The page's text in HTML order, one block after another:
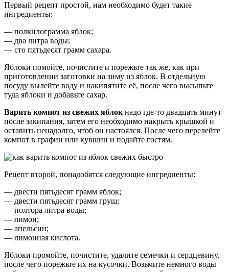
Первый рецепт простой, нам необходимо будет такие
ингредиенты:
— полкилограмма яблок;
— два литра воды;
— сто пятьдесят грамм сахара.
Яблоки помойте, почистите и порежьте так же, как при
приготовлении заготовки на зиму из яблок. В отдельную
посуду вылейте воду и накипятите её, после чего высыпьте
туда яблоки и добавьте сахар.
Варить компот из свежих яблок надо где-то двадцать минут
после закипания, затем его необходимо накрыть крышкой и
оставить ненадолго, чтоб он настоялся. После чего перелейте
компот в графин или кувшин и подайте гостям.
Рецепт второй, понадобятся следующие ингредиенты:
— двести пятьдесят грамм яблок;
— двести пятьдесят грамм груш;
— полтора литра воды;
— лимон;
— апельсин;
— лимонная кислота.
Яблоки промойте, почистите, удалите семечки и сердцевину,
после чего порежьте их на кусочки. Возьмите немного воды